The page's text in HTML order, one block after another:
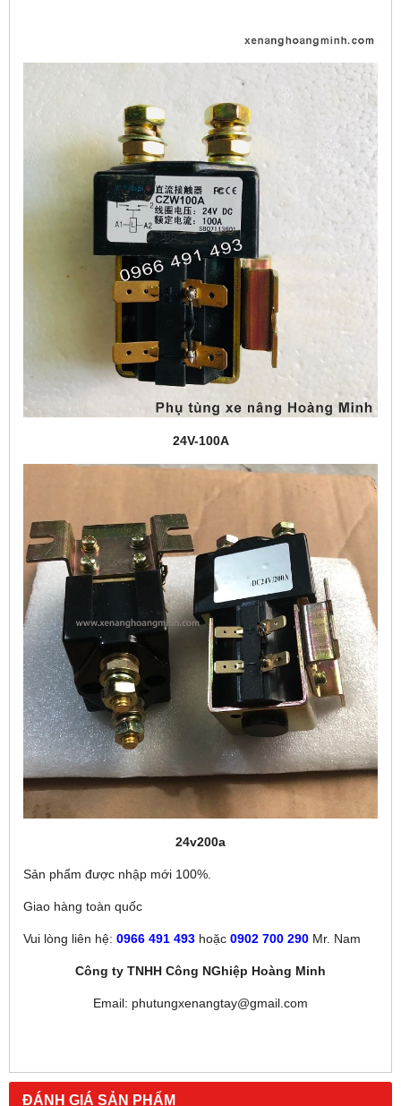
24V-100A
24v200a
Sản phẩm được nhập mới 100%.
Giao hàng toàn quốc
Vui lòng liên hệ: 0966 491 493 hoặc 0902 700 290 Mr. Nam
Công ty TNHH Công NGhiệp Hoàng Minh
Email: phutungxenangtay@gmail.com
ĐÁNH GIÁ SẢN PHẨM